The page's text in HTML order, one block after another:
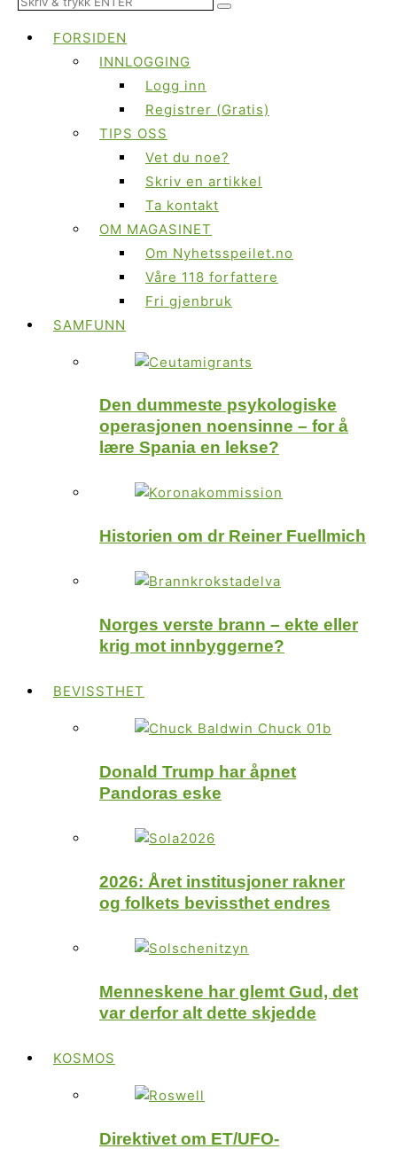
FORSIDEN
INNLOGGING
Logg inn
Registrer (Gratis)
TIPS OSS
Vet du noe?
Skriv en artikkel
Ta kontakt
OM MAGASINET
Om Nyhetsspeilet.no
Våre 118 forfattere
Fri gjenbruk
SAMFUNN
Den dummeste psykologiske
operasjonen noensinne – for å
lære Spania en lekse?
Historien om dr Reiner Fuellmich
Norges verste brann – ekte eller
krig mot innbyggerne?
BEVISSTHET
Donald Trump har åpnet
Pandoras eske
2026: Året institusjoner rakner
og folkets bevissthet endres
Menneskene har glemt Gud, det
var derfor alt dette skjedde
KOSMOS
Direktivet om ET/UFO-